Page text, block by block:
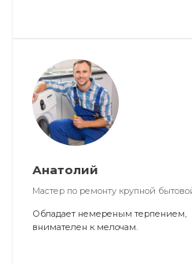
Анатолий
Мастер по ремонту крупной
Обладает немереным терпением,
внимателен к мелочам.